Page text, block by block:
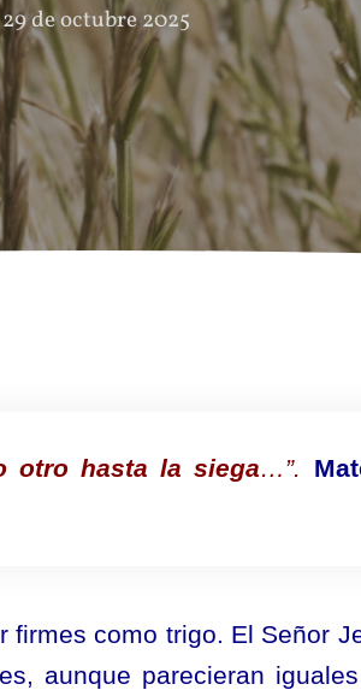
29 de octubre 2025
otro hasta la siega…”.
firmes como trigo. El Señor
aunque parecieran